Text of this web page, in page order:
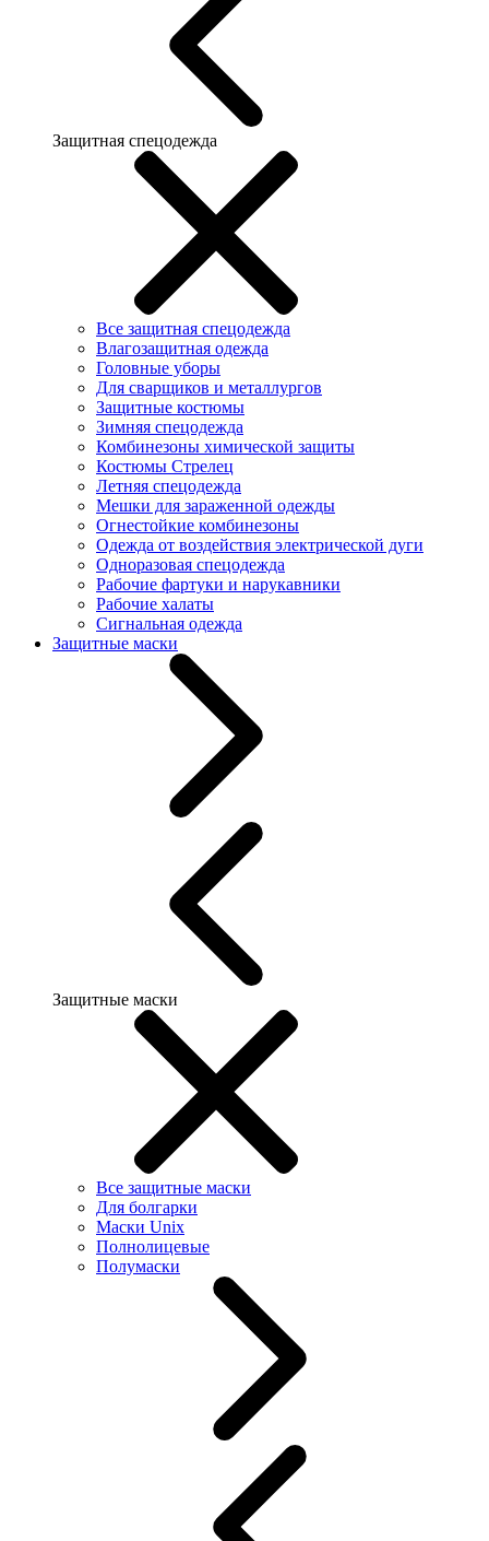
Защитная спецодежда
Все защитная спецодежда
Влагозащитная одежда
Головные уборы
Для сварщиков и металлургов
Защитные костюмы
Зимняя спецодежда
Комбинезоны химической защиты
Костюмы Стрелец
Летняя спецодежда
Мешки для зараженной одежды
Огнестойкие комбинезоны
Одежда от воздействия электрической дуги
Одноразовая спецодежда
Рабочие фартуки и нарукавники
Рабочие халаты
Сигнальная одежда
Защитные маски
Защитные маски
Все защитные маски
Для болгарки
Маски Unix
Полнолицевые
Полумаски